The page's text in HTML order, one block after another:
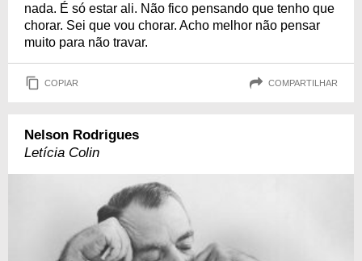
nada. É só estar ali. Não fico pensando que tenho que
chorar. Sei que vou chorar. Acho melhor não pensar
muito para não travar.
COPIAR COMPARTILHAR
Nelson Rodrigues
Letícia Colin